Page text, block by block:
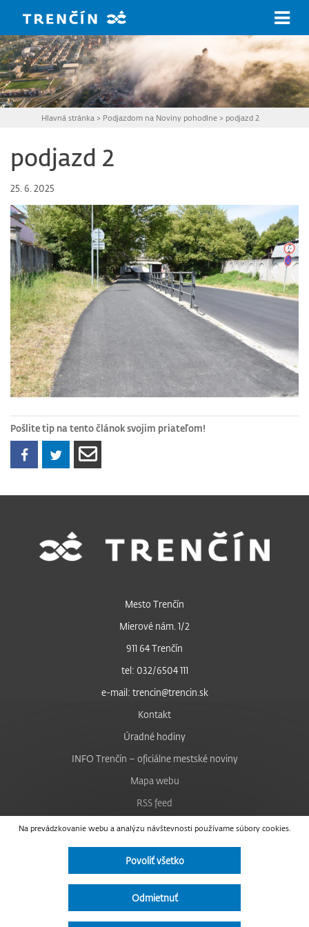
Hlavná stránka > Podjazdom na Noviny pohodlne > podjazd 2
podjazd 2
25. 6. 2025
Pošlite tip na tento článok svojim priateľom!
Na prevádzkovanie webu a analýzu návštevnosti používame súbory cookies.
Povoliť všetko
Odmietnuť
Mesto Trenčín
Mierové nám. 1/2
911 64 Trenčín
tel: 032/6504 111
e-mail: trencin@trencin.sk
Kontakt
Úradné hodiny
INFO Trenčín – oficiálne mestské noviny
Mapa webu
RSS feed
Nastavenie cookies
Facebook
Instagram
Vyhlásenie o prístupnosti